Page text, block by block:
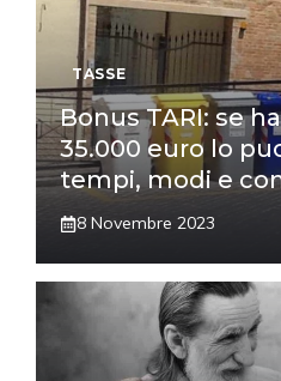
TASSE
Bonus TARI: se
35.000 euro lo
tempi, modi e
8 Novembre 2023